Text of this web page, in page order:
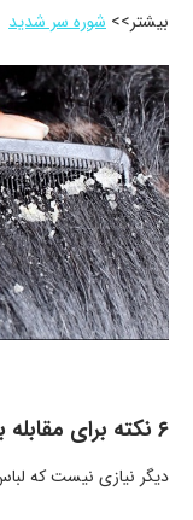
بیشتر>> شوره سر شدید
۶ نکته برای مقابله با شوره‌ سر
دیگر نیازی نیست که